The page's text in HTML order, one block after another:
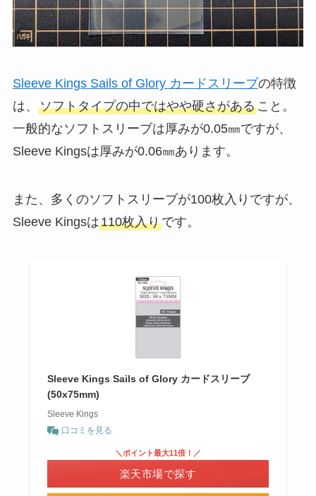
Sleeve Kings Sails of Glory カードスリーブの特徴
は、 ソフトタイプの中ではやや硬さがあること。
一般的なソフトスリーブは厚みが0.05㎜ですが、
Sleeve Kingsは厚みが0.06㎜あります。
また、多くのソフトスリーブが100枚入りですが、
Sleeve Kingsは110枚入りです。
Sleeve Kings Sails of Glory カードスリーブ
(50x75mm)
Sleeve Kings
口コミを見る
＼ポイント最大11倍！／
楽天市場で探す